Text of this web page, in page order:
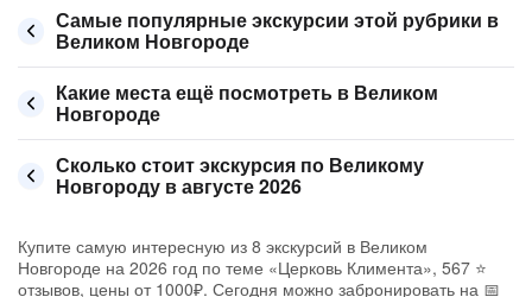
Самые популярные экскурсии этой рубрики в
Великом Новгороде
Какие места ещё посмотреть в Великом
Новгороде
Сколько стоит экскурсия по Великому
Новгороду в августе 2026
Купите самую интересную из 8 экскурсий в Великом
Новгороде на 2026 год по теме «Церковь Климента», 567 ⭐
отзывов, цены от 1000₽. Сегодня можно забронировать на 📅